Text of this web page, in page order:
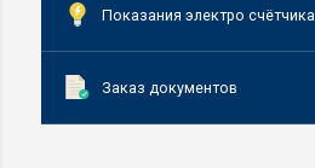
Показания электро счётчика
Заказ документов